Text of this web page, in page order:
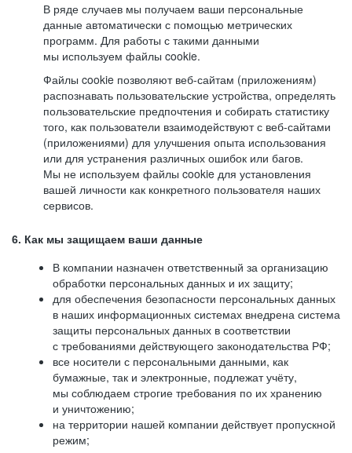
В ряде случаев мы получаем ваши персональные
данные автоматически с помощью метрических
программ. Для работы с такими данными
мы используем файлы cookie.
Файлы cookie позволяют веб-сайтам (приложениям)
распознавать пользовательские устройства, определять
пользовательские предпочтения и собирать статистику
того, как пользователи взаимодействуют с веб-сайтами
(приложениями) для улучшения опыта использования
или для устранения различных ошибок или багов.
Мы не используем файлы cookie для установления
вашей личности как конкретного пользователя наших
сервисов.
6. Как мы защищаем ваши данные
В компании назначен ответственный за организацию
обработки персональных данных и их защиту;
для обеспечения безопасности персональных данных
в наших информационных системах внедрена система
защиты персональных данных в соответствии
с требованиями действующего законодательства РФ;
все носители с персональными данными, как
бумажные, так и электронные, подлежат учёту,
мы соблюдаем строгие требования по их хранению
и уничтожению;
на территории нашей компании действует пропускной
режим;